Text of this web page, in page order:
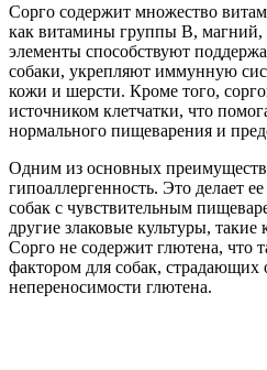
Сорго содержит множество
как витамины группы B,
элементы способствуют
собаки, укрепляют иммунную
кожи и шерсти. Кроме того,
источником клетчатки, что
нормального пищеварения и
Одним из основных преимуществ
гипоаллергенность. Это делает
собак с чувствительным
другие злаковые культуры,
Сорго не содержит глютена, что
фактором для собак, страдающих
непереносимости глютена.